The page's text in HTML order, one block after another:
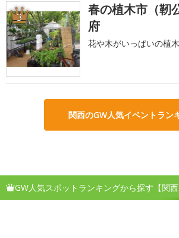
3
春の植木市（靭
府
花や木がいっぱいの植
関西のGW人気イベントラン
GW人気スポットランキングから探す【関西